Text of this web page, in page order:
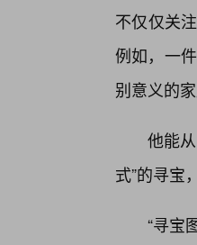
不仅仅关
例如，一
别意义的家
他能
式”的寻宝
“寻宝